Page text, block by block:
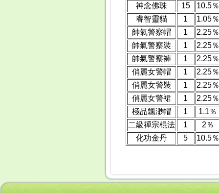
神念佛珠
15
10.5％
睿智靈貓
1
1.05％
帥氣警察帽
1
2.25％
帥氣警察裝
1
2.25％
帥氣警察褲
1
2.25％
俏麗女警帽
1
2.25％
俏麗女警裝
1
2.25％
俏麗女警裙
1
2.25％
極品飄渺帽
1
1.1％
二級禪宗棍法
1
2％
化功金丹
5 10.5％